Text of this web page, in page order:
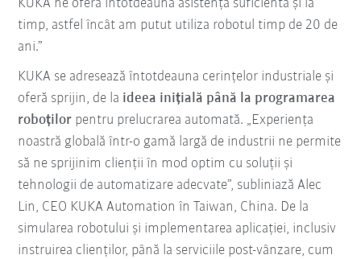
KUKA ne oferă întotdeauna asistență suficientă și la
timp, astfel încât am putut utiliza robotul timp de 20 de
ani.”
KUKA se adresează întotdeauna cerințelor industriale și
oferă sprijin, de la ideea inițială până la programarea
roboților pentru prelucrarea automată. „Experiența
noastră globală într-o gamă largă de industrii ne permite
să ne sprijinim clienții în mod optim cu soluții și
tehnologii de automatizare adecvate”, subliniază Alec
Lin, CEO KUKA Automation în Taiwan, China. De la
simularea robotului și implementarea aplicației, inclusiv
instruirea clienților, până la serviciile post-vânzare, cum